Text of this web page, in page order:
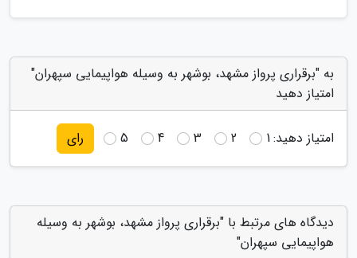
به "برقراری پرواز مشهد، بوشهر به وسیله هواپیمایی سپهران"
امتیاز دهید
امتیاز دهید:1
2
3
4
5 رای
دیدگاه های مرتبط با "برقراری پرواز مشهد، بوشهر به وسیله
هواپیمایی سپهران"